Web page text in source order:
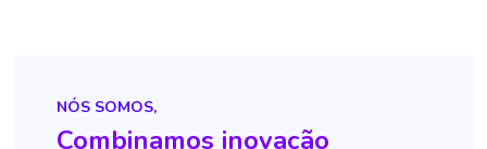
NÓS SOMOS,
Combinamos inovação